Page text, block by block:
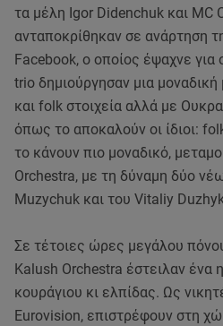
τα μέλη Igor Didenchuk και MC
ανταποκρίθηκαν σε ανάρτηση
Facebook, ο οποίος έψαχνε
trio δημιούργησαν μια
και folk στοιχεία αλλά με
όπως το αποκαλούν οι ίδιοι:
το κάνουν πιο μοναδικό,
Orchestra, με τη δύναμη δύο
Muzychuk και του Vitaliy
Σε τέτοιες ώρες μεγάλου
Kalush Orchestra έστειλαν ένα
κουράγιου κι ελπίδας. Ως
Eurovision, επιστρέφουν στη